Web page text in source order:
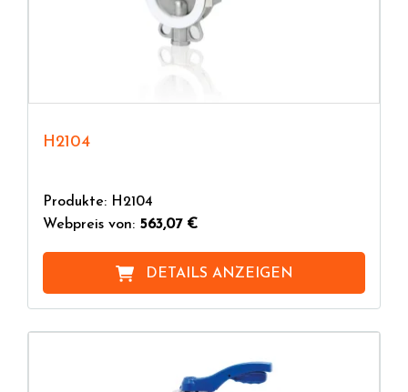
H2104
Produkte: H2104
Webpreis von: 563,07 €
DETAILS ANZEIGEN